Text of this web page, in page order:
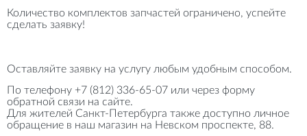
Количество комплектов запчастей ограничено, успейте
сделать заявку!
Оставляйте заявку на услугу любым удобным способом.
По телефону +7 (812) 336-65-07 или через форму
обратной связи на сайте.
Для жителей Санкт-Петербурга также доступно личное
обращение в наш магазин на Невском проспекте, 88.